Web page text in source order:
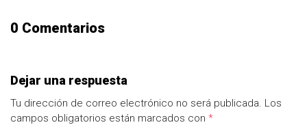
0 Comentarios
Dejar una respuesta
Tu dirección de correo electrónico no será publicada. Los
campos obligatorios están marcados con *